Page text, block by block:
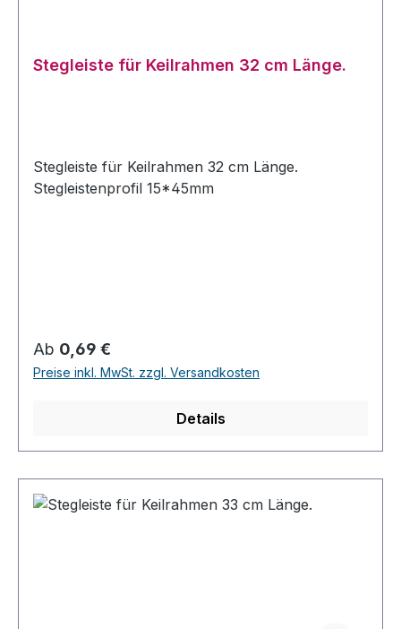
Stegleiste für Keilrahmen 32 cm Länge.
Stegleiste für Keilrahmen 32 cm Länge.
Stegleistenprofil 15*45mm
Regulärer Preis:
Ab 0,69 €
Preise inkl. MwSt. zzgl. Versandkosten
Details